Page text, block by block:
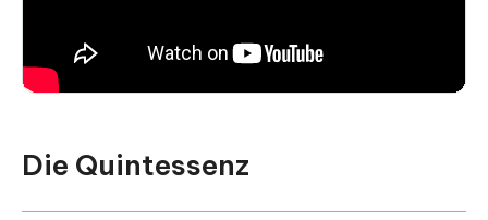
Die Quintessenz